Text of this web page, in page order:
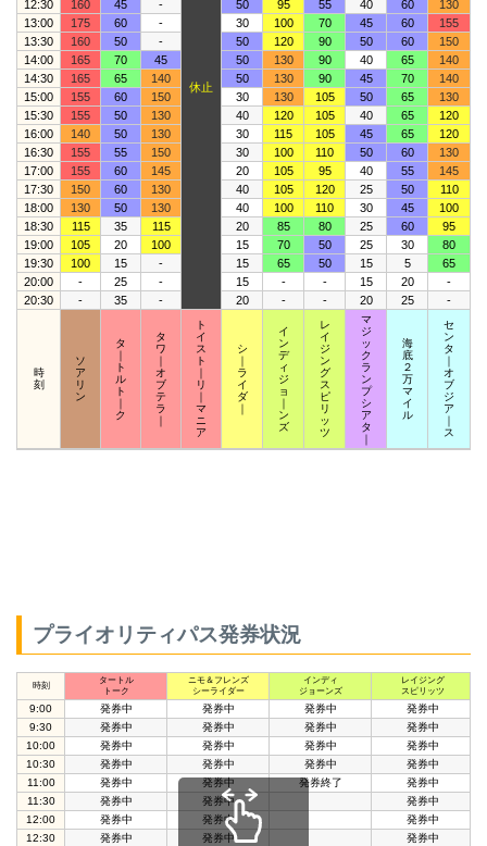
休止
12:30
160 45 - 50 95 55 40 60
130
13:00
175 60 - 30 100 70 45 60
155
13:30
160 50 - 50 120 90 50 60
150
14:00
165 70 45 50 130 90 40 65
140
14:30
165 65 140 50 130 90 45 70
140
15:00
155 60 150 30 130 105 50 65
130
15:30
155 50 130 40 120 105 40 65
120
16:00
140 50 130 30 115 105 45 65
120
16:30
155 55 150 30 100 110 50 60
130
17:00
155 60 145 20 105 95 40 55
145
17:30
150 60 130 40 105 120 25 50
110
18:00
130 50 130 40 100 110 30 45
100
18:30
115 35 115 20 85 80 25 60
95
19:00
105 20 100 15 70 50 25 30
80
19:30
100 15 - 15 65 50 15 5
65
20:00
- 25 - 15 - - 15 20
-
20:30
- 35 - 20 - - 20 25 -
時
刻
ソ
ア
リ
ン
タ
｜
ト
ル
ト
｜
ク
タ
ワ
｜
オ
ブ
テ
ラ
｜
ト
イ
ス
ト
｜
リ
｜
マ
ニ
ア
シ
｜
ラ
イ
ダ
｜
イ
ン
デ
ィ
ジ
ョ
｜
ン
ズ
レ
イ
ジ
ン
グ
ス
ピ
リ
ッ
ツ
マ
ジ
ッ
ク
ラ
ン
プ
シ
ア
タ
｜
海
底
２
万
マ
イ
ル
セ
ン
タ
｜
オ
ブ
ジ
ア
｜
ス
プライオリティパス発券状況
時刻
タートル
トーク
ニモ＆フレンズ
シーライダー
インディ
ジョーンズ
レイジング
スピリッツ
9:00 発券中 発券中 発券中
発券中
9:30
発券中 発券中 発券中
発券中
10:00
発券中 発券中 発券中
発券中
10:30
発券中 発券中 発券中
発券中
11:00
発券中 発券中 発券終了
発券中
11:30
発券中 発券中
発券中
12:00
発券中 発券中
発券中
12:30
発券中 発券中
発券中